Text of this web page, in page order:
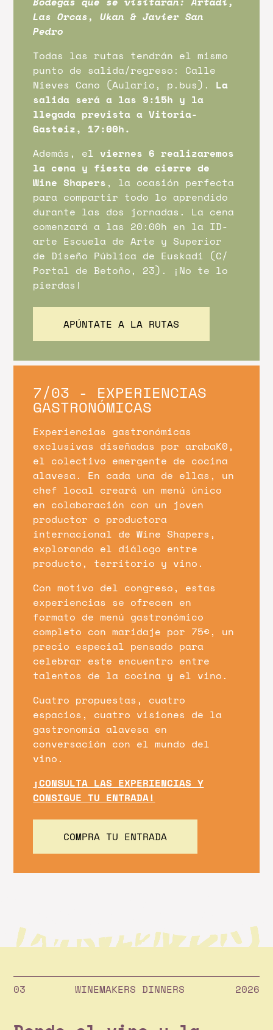
Las Orcas, Ukan & Javier San
Pedro
Todas las rutas tendrán el mismo
punto de salida/regreso: Calle
Nieves Cano (Aulario, p.bus).
La
salida será a las 9:15h y la
llegada prevista a Vitoria-
Gasteiz, 17:00h.
Además, el viernes 6 realizaremos
la cena y fiesta de cierre de
Wine Shapers , la ocasión perfecta
para compartir todo lo aprendido
durante las dos jornadas. La cena
comenzará a las 20:00h en la ID-
arte Escuela de Arte y Superior
de Diseño Pública de Euskadi (C/
Portal de Betoño, 23). ¡No te lo
pierdas!
APÚNTATE A LA RUTAS
7/03 - EXPERIENCIAS
GASTRONÓMICAS
Experiencias gastronómicas
exclusivas diseñadas por arabaK0,
el colectivo emergente de cocina
alavesa. En cada una de ellas, un
chef local creará un menú único
en colaboración con un joven
productor o productora
internacional de Wine Shapers,
explorando el diálogo entre
producto, territorio y vino.
Con motivo del congreso, estas
experiencias se ofrecen en
formato de menú gastronómico
completo con maridaje por 75€, un
precio especial pensado para
celebrar este encuentro entre
talentos de la cocina y el vino.
Cuatro propuestas, cuatro
espacios, cuatro visiones de la
gastronomía alavesa en
conversación con el mundo del
vino.
¡CONSULTA LAS EXPERIENCIAS Y
CONSIGUE TU ENTRADA!
COMPRA TU ENTRADA
WINEMAKERS DINNERS